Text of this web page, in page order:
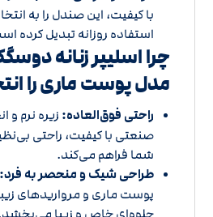
با کیفیت، این صندل را به
استفاده روزانه تبدیل کرده
چرا اسلیپر زنانه
مدل پوست ماری را
راحتی فوق‌العاده: زیره نرم و
صنعتی با کیفیت، راحتی
شما فراهم می‌کند.
طراحی شیک و منحصر به فرد:
پوست ماری و مرواریدهای